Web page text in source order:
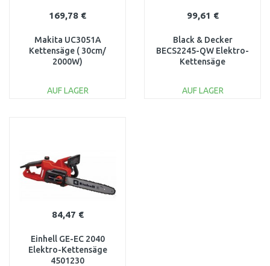
169,78 €
Makita UC3051A
Kettensäge ( 30cm/
2000W)
AUF LAGER
99,61 €
Black & Decker
BECS2245-QW Elektro-
Kettensäge
AUF LAGER
84,47 €
Einhell GE-EC 2040
Elektro-Kettensäge
4501230